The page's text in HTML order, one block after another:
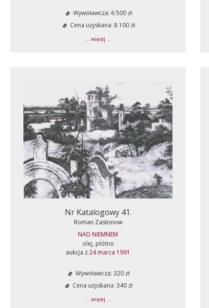
Wywoławcza: 6 500 zł
Cena uzyskana: 8 100 zł
... więcej ...
Nr Katalogowy 41.
Roman Zasłonow
NAD NIEMNEM
olej, płótno
aukcja z24 marca 1991
Wywoławcza: 320 zł
Cena uzyskana: 340 zł
... więcej ...